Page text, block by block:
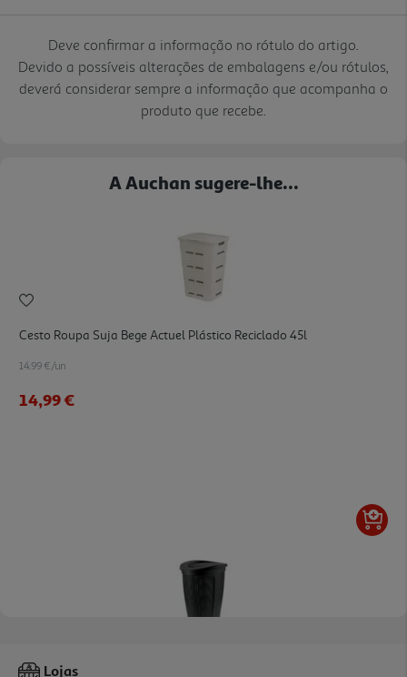
Deve confirmar a informação no rótulo do artigo.
Devido a possíveis alterações de embalagens e/ou rótulos,
deverá considerar sempre a informação que acompanha o
produto que recebe.
A Auchan sugere-lhe...
Cesto Roupa Suja Bege Actuel Plástico Reciclado 45l
14.99 €/un
14,99 €
Cesto Para Roupa Suja Actuel Plástico Reciclado 50l
Lojas